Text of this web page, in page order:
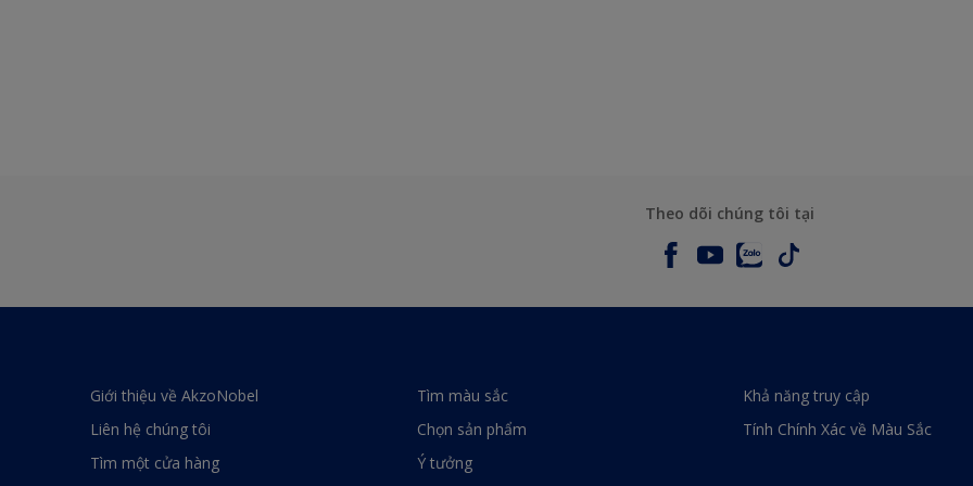
Theo dõi chúng tôi tại
Giới thiệu về AkzoNobel
Liên hệ chúng tôi
Tìm một cửa hàng
Tìm màu sắc
Chọn sản phẩm
Ý tưởng
Khả năng truy cập
Tính Chính Xác về Màu Sắc